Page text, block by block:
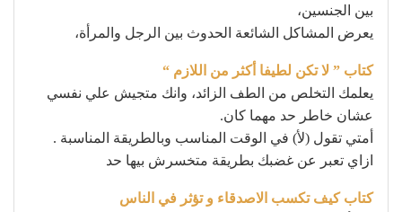
بين الجنسين،
يعرض المشاكل الشائعة الحدوث بين الرجل والمرأة،
كتاب ” لا تكن لطيفا أكثر من اللازم “
يعلمك التخلص من الطف الزائد، وانك متجيش علي نفسي
عشان خاطر حد مهما كان.
أمتي تقول (لأ) في الوقت المناسب وبالطريقة المناسبة .
ازاي تعبر عن غضبك بطريقة متخسرش بيها حد
كتاب كيف تكسب الاصدقاء و تؤثر في الناس